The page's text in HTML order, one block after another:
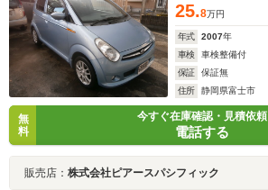
25.8万円
年式 2007年
車検
車検整備付
保証
保証無
住所
静岡県富士市
無
料
今すぐ在庫確認・見積依頼
電話する
販売店： 株式会社ピアースパシフィック